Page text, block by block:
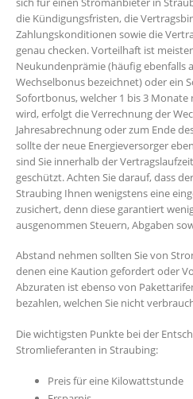
die Kündigungsfristen, die
Zahlungskonditionen sowie die
genau checken. Vorteilhaft ist
Neukundenprämie (häufig ebenfalls
Wechselbonus bezeichnet) oder ein
Sofortbonus, welcher 1 bis 3 Monate
wird, erfolgt die Verrechnung der
Jahresabrechnung oder zum Ende
sollte der neue Energieversorger
sind Sie innerhalb der
geschützt. Achten Sie darauf, dass
Straubing Ihnen wenigstens eine
zusichert, denn diese garantiert
ausgenommen Steuern, Abgaben
Abstand nehmen sollten Sie von
denen eine Kaution gefordert oder
Abzuraten ist ebenso von
bezahlen, welchen Sie nicht
Die wichtigsten Punkte bei der
Stromlieferanten in Straubing:
Preis für eine Kilowattstunde